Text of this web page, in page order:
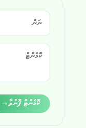
ކޮމެންޓް ފޮނުވާ→